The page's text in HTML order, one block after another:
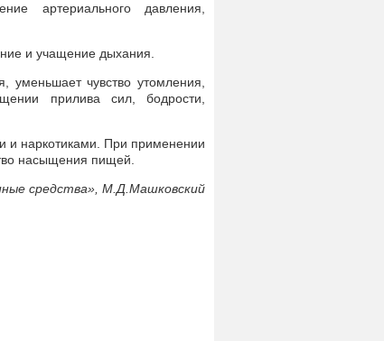
артериального давления,
и учащение дыхания.
уменьшает чувство утомления,
прилива сил, бодрости,
и наркотиками. При применении
насыщения пищей.
средства», М.Д.Машковский